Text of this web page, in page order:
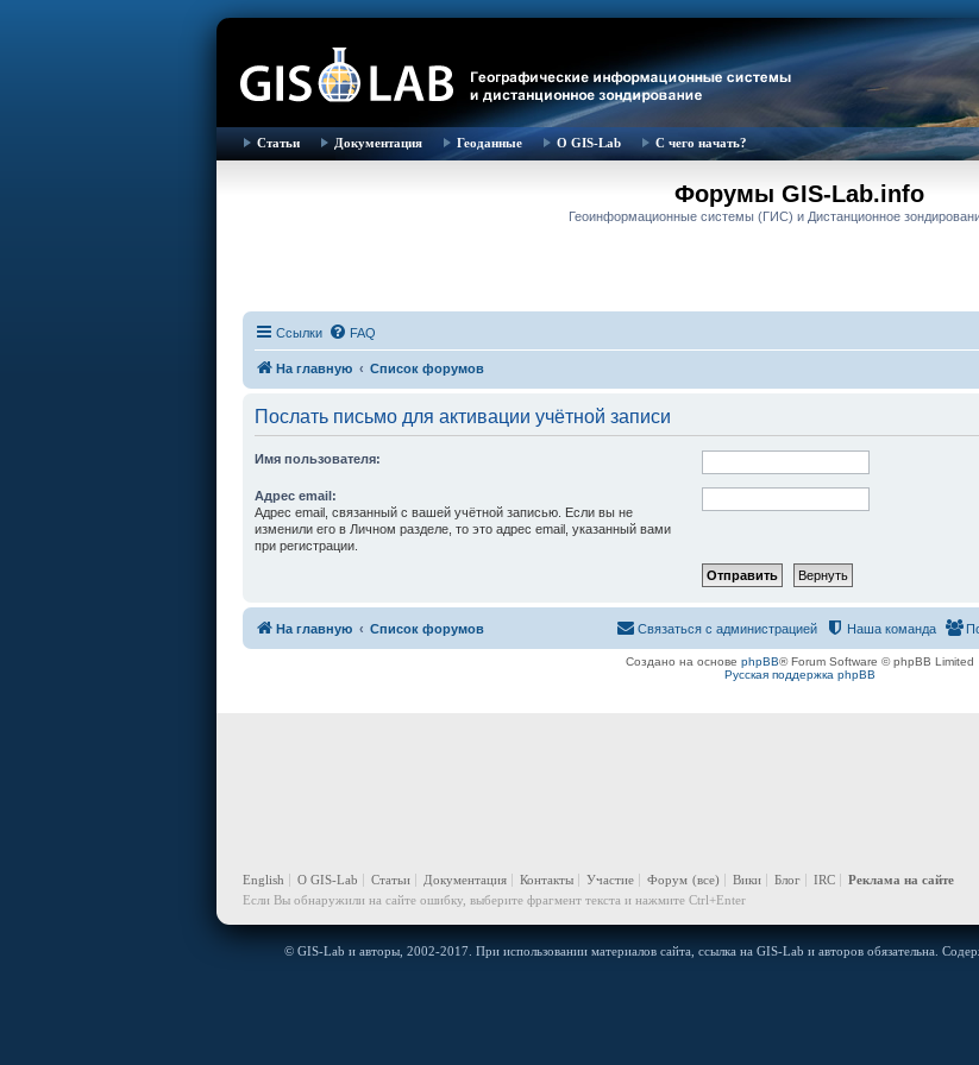
Статьи Документация Геоданные О GIS-Lab С чего начать?
Форумы GIS-Lab.info
Геоинформационные системы (ГИС) и Дистанционное
Ссылки FAQ
На главную Список форумов
Послать письмо для активации учётной записи
Имя пользователя:
Адрес email:
Адрес email, связанный с вашей учётной записью. Если вы не
изменили его в Личном разделе, то это адрес email, указанный вами
при регистрации.
На главную Список форумов Наша команда
Связаться с администрацией
Создано на основе phpBB® Forum Software © phpBB Limited
Русская поддержка phpBB
English О GIS-Lab Статьи Документация Контакты Участие Форум (все) Вики Блог IRC
Реклама на сайте
Если Вы обнаружили на сайте ошибку, выберите фрагмент текста и нажмите Ctrl+Enter
© GIS-Lab и авторы, 2002-2017. При использовании материалов сайта, ссылка на GIS-Lab и авторов обязательна.